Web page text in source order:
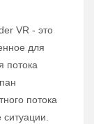
VR - это
для
потока
потока